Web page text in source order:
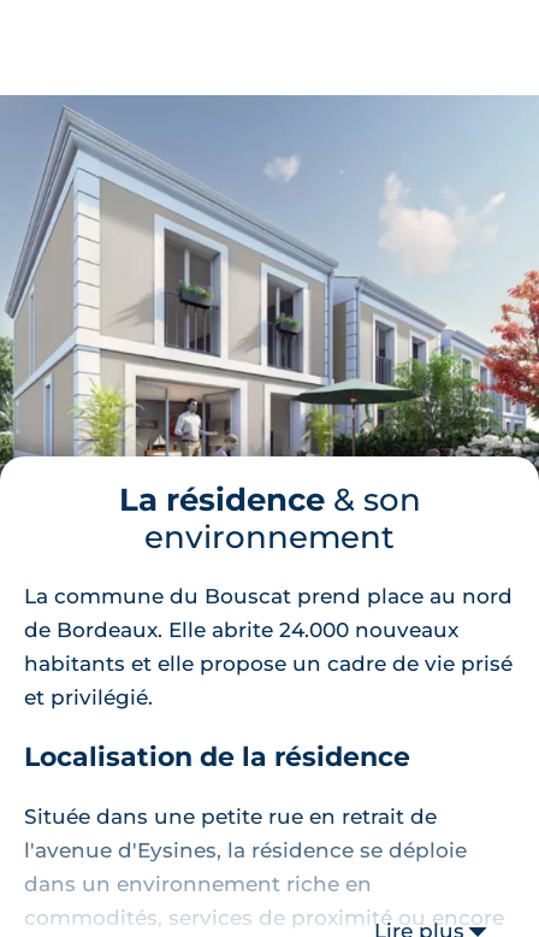
La résidence& son
environnement
La commune du Bouscat prend place au nord
de Bordeaux. Elle abrite 24.000 nouveaux
habitants et elle propose un cadre de vie prisé
et privilégié.
Localisation de la résidence
Située dans une petite rue en retrait de
l'avenue d'Eysines, la résidence se déploie
dans un environnement riche en
commodités, services de proximité ou encore
Lire plus